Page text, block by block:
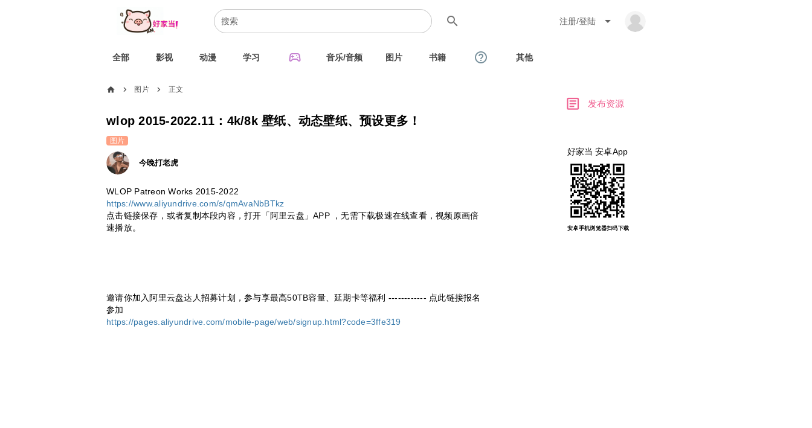
search 注册/登陆 arrow_drop_down
全部 影视 动漫 学习 sports_esports 音乐/音频 图片 书籍 help_outline 其他
home chevron_right 图片 chevron_right 正文
wlop 2015-2022.11：4k/8k 壁纸、动态壁纸、预设更多！
图片
今晚打老虎
WLOP Patreon Works 2015-2022
https://www.aliyundrive.com/s/qmAvaNbBTkz
点击链接保存，或者复制本段内容，打开「阿里云盘」APP ，无需下载极速在线查看，视频原画倍
速播放。
邀请你加入阿里云盘达人招募计划，参与享最高50TB容量、延期卡等福利 ------------ 点此链接报名
参加
https://pages.aliyundrive.com/mobile-page/web/signup.html?code=3ffe319
article 发布资源
好家当 安卓App
安卓手机浏览器扫码下载